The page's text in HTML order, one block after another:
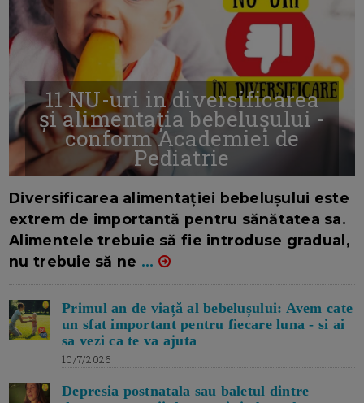
11 NU-uri in diversificarea
și alimentația bebelușului -
conform Academiei de
Pediatrie
Diversificarea alimentației bebelușului este
extrem de importantă pentru sănătatea sa.
Alimentele trebuie să fie introduse gradual,
nu trebuie să ne ...
Primul an de viață al bebelușului: Avem cate
un sfat important pentru fiecare luna - si ai
sa vezi ca te va ajuta
10/7/2026
Depresia postnatala sau baletul dintre